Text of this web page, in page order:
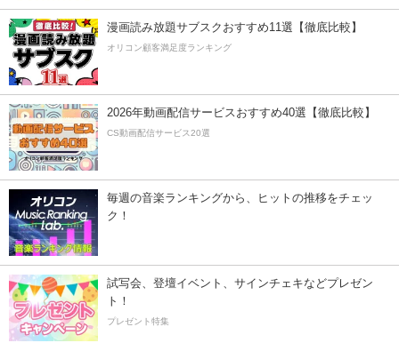
漫画読み放題サブスクおすすめ11選【徹底比較】
オリコン顧客満足度ランキング
2026年動画配信サービスおすすめ40選【徹底比較】
CS動画配信サービス20選
毎週の音楽ランキングから、ヒットの推移をチェッ
ク！
試写会、登壇イベント、サインチェキなどプレゼン
ト！
プレゼント特集